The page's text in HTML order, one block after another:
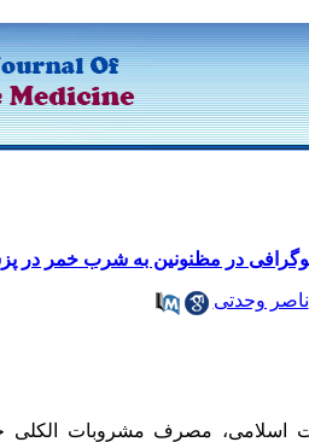
در مظنونین به شرب خمر در
ناصر وحدتی
ماده 174 قانون مجازات اسلامی، مصرف